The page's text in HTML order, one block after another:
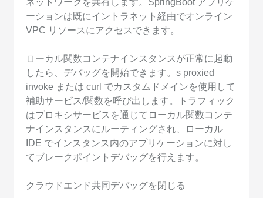
ネットワークを共有します。SpringBoot アプリケ
ーションは既にイントラネット経由でオンライン
VPC リソースにアクセスできます。
ローカル関数コンテナインスタンスが正常に起動
したら、デバッグを開始できます。s proxied
invoke または curl でカスタムドメインを使用して
補助サービス/関数を呼び出します。トラフィック
はプロキシサービスを通じてローカル関数コンテ
ナインスタンスにルーティングされ、ローカル
IDE でインスタンス内のアプリケーションに対し
てブレークポイントデバッグを行えます。
クラウドエンド共同デバッグを閉じる